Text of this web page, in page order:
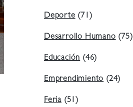
Deporte(71)
Desarrollo Humano(75)
Educación(46)
Emprendimiento(24)
Feria (51)